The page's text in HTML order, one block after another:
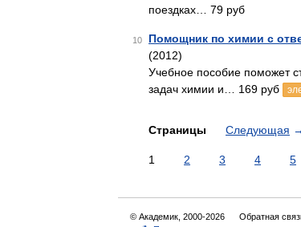
поездках… 79 руб
10 Помощник по химии с
(2012)
Учебное пособие поможет
задач химии и… 169 руб
Страницы Следующая →
1 2 3 4 5
© Академик, 2000-2026 Обратная